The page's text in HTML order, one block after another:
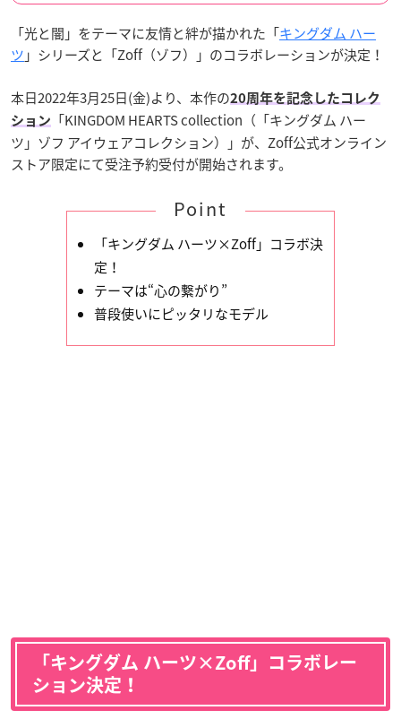
「光と闇」をテーマに友情と絆が描かれた「キングダム ハー
ツ 」シリーズと「Zoff（ゾフ）」のコラボレーションが決定！
本日2022年3月25日(金)より、本作の20周年を記念したコレク
ション
「KINGDOM HEARTS collection（「キングダム ハー
ツ」ゾフ アイウェアコレクション）」が、Zoff公式オンライン
ストア限定にて受注予約受付が開始されます。
Point
「キングダム ハーツ×Zoff」コラボ決
定！
テーマは“心の繋がり”
普段使いにピッタリなモデル
「キングダム ハーツ×Zoff」コラボレー
ション決定！